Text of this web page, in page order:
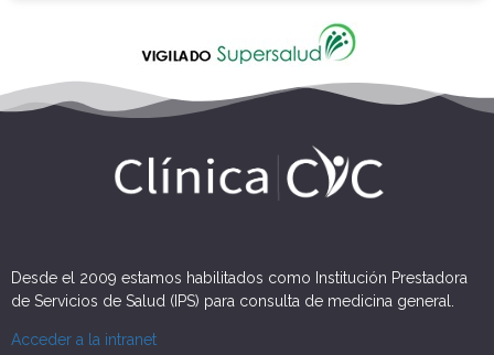
Desde el 2009 estamos habilitados como Institución Prestadora
de Servicios de Salud (IPS) para consulta de medicina general.
Acceder a la intranet